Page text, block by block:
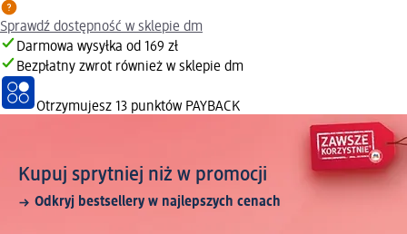
Sprawdź dostępność w sklepie dm
Darmowa wysyłka od 169 zł
Bezpłatny zwrot również w sklepie dm
Otrzymujesz 13 punktów PAYBACK
Kupuj sprytniej niż w promocji
Odkryj bestsellery w najlepszych cenach